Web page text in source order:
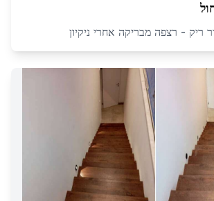
ריק - רצפה מבריקה אחרי ניקיון